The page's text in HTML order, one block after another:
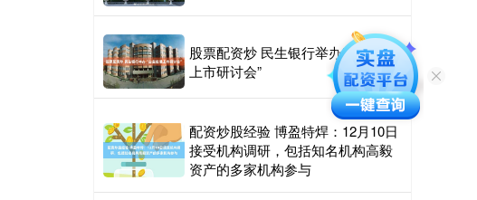
股票配资炒 民生银行举办“企业赴港
上市研讨会”
配资炒股经验 博盈特焊：12月10日
接受机构调研，包括知名机构高毅
资产的多家机构参与